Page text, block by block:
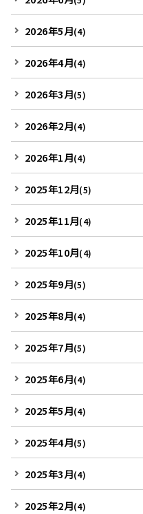
2026年5月(4)
2026年4月(4)
2026年3月(5)
2026年2月(4)
2026年1月(4)
2025年12月(5)
2025年11月(4)
2025年10月(4)
2025年9月(5)
2025年8月(4)
2025年7月(5)
2025年6月(4)
2025年5月(4)
2025年4月(5)
2025年3月(4)
2025年2月(4)